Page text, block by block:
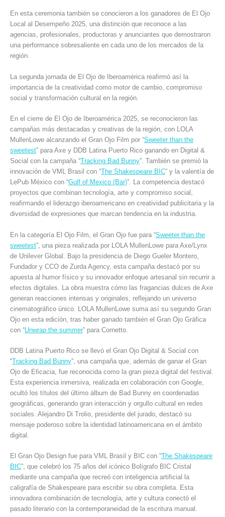
En esta ceremonia también se conocieron a los ganadores de El Ojo
Local al Desempeño 2025, una distinción que reconoce a las
agencias, profesionales, productoras y anunciantes que demostraron
una performance sobresaliente en cada uno de los mercados de la
región.
La segunda jornada de El Ojo de Iberoamérica reafirmó así la
importancia de la creatividad como motor de cambio, compromiso
social y transformación cultural en la región.
En el cierre de El Ojo de Iberoamérica 2025, se reconocieron las
campañas más destacadas y creativas de la región, con LOLA
MullenLowe alcanzando el Gran Ojo Film por “Sweeter than the
sweetest” para Axe y DDB Latina Puerto Rico ganando en Digital &
Social con la campaña “Tracking Bad Bunny”. También se premió la
innovación de VML Brasil con “The Shakespeare BIC” y la valentía de
LePub México con “Gulf of Mexico (Bar)”. La competencia destacó
proyectos que combinan tecnología, arte y compromiso social,
reafirmando el liderazgo iberoamericano en creatividad publicitaria y la
diversidad de expresiones que marcan tendencia en la industria.
En la categoría El Ojo Film, el Gran Ojo fue para “Sweeter than the
sweetest”, una pieza realizada por LOLA MullenLowe para Axe/Lynx
de Unilever Global. Bajo la presidencia de Diego Gueler Montero,
Fundador y CCO de Zurda Agency, esta campaña destacó por su
apuesta al humor físico y su innovador enfoque artesanal sin recurrir a
efectos digitales. La obra muestra cómo las fragancias dulces de Axe
generan reacciones intensas y originales, reflejando un universo
cinematográfico único. LOLA MullenLowe suma así su segundo Gran
Ojo en esta edición, tras haber ganado también el Gran Ojo Gráfica
con “Unwrap the summer” para Cornetto.
DDB Latina Puerto Rico se llevó el Gran Ojo Digital & Social con
“Tracking Bad Bunny”, una campaña que, además de ganar el Gran
Ojo de Eficacia, fue reconocida como la gran pieza digital del festival.
Esta experiencia inmersiva, realizada en colaboración con Google,
ocultó los títulos del último álbum de Bad Bunny en coordenadas
geográficas, generando gran interacción y orgullo cultural en redes
sociales. Alejandro Di Trolio, presidente del jurado, destacó su
mensaje poderoso sobre la identidad latinoamericana en el ámbito
digital.
El Gran Ojo Design fue para VML Brasil y BIC con “The Shakespeare
BIC”, que celebró los 75 años del icónico Bolígrafo BIC Cristal
mediante una campaña que recreó con inteligencia artificial la
caligrafía de Shakespeare para escribir su obra completa. Esta
innovadora combinación de tecnología, arte y cultura conectó el
pasado literario con la contemporaneidad de la escritura manual.